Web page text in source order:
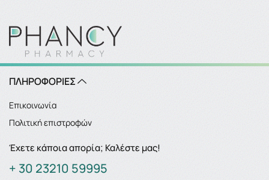
ΠΛΗΡΟΦΟΡΙΕΣ
Επικοινωνία
Πολιτική επιστροφών
Έχετε κάποια απορία; Καλέστε μας!
+ 30 23210 59995